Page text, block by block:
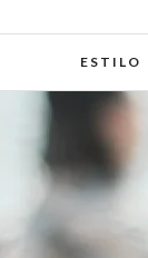
ESTILO